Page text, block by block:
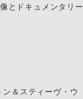
とドキュメンタリー
＆スティーヴ・ウ